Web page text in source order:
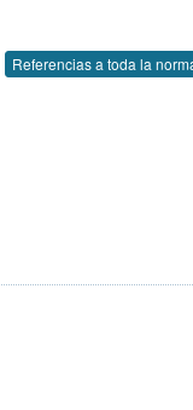
Referencias a toda la